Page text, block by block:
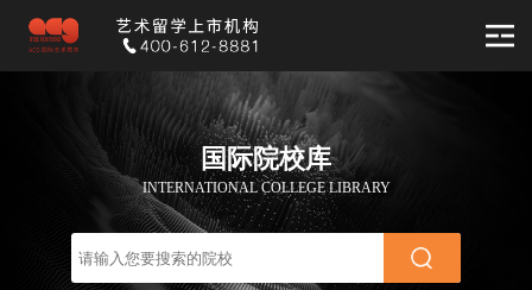
国际院校库
INTERNATIONAL COLLEGE LIBRARY